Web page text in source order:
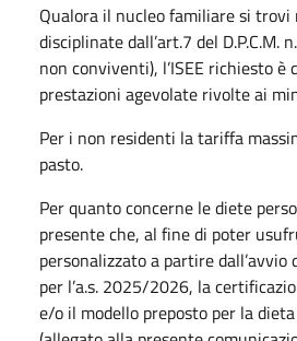
Qualora il nucleo familiare si trovi
disciplinate dall’art.7 del D.P.C.M.
non conviventi), l’ISEE richiesto è
prestazioni agevolate rivolte ai
Per i non residenti la tariffa
pasto.
Per quanto concerne le diete
presente che, al fine di poter
personalizzato a partire dall’avvio
per l’a.s. 2025/2026, la
e/o il modello preposto per la